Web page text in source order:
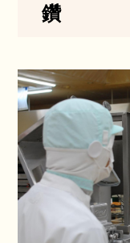
鑽